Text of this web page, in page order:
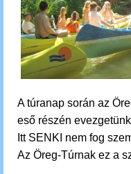
A túranap során az
eső részén
Itt SENKI nem fog
Az Öreg-Túrnak ez a